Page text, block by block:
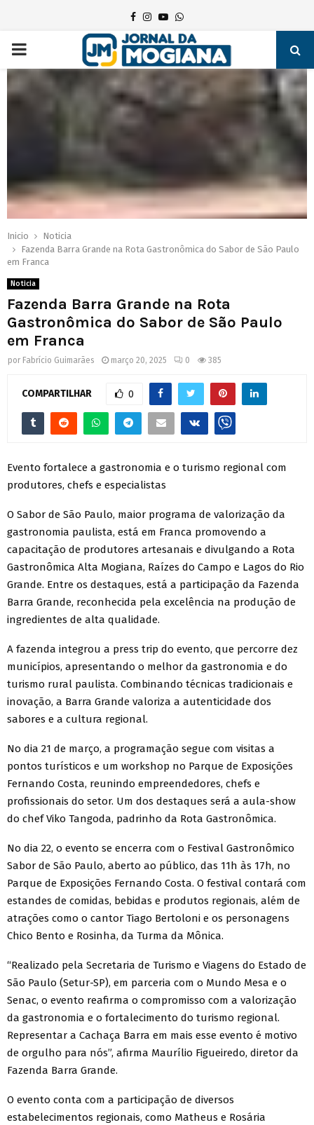
Facebook
Instagram
YoutubeWhatsapp
PRIMARY
MENU
Inicio
Noticia
Fazenda Barra Grande na Rota Gastronômica do Sabor de São Paulo
em Franca
Noticia
Fazenda Barra Grande na Rota
Gastronômica do Sabor de São Paulo
em Franca
por Fabrício Guimarães março 20, 2025 0 385
COMPARTILHAR 0
Evento fortalece a gastronomia e o turismo regional com
produtores, chefs e especialistas
O Sabor de São Paulo, maior programa de valorização da
gastronomia paulista, está em Franca promovendo a
capacitação de produtores artesanais e divulgando a Rota
Gastronômica Alta Mogiana, Raízes do Campo e Lagos do Rio
Grande. Entre os destaques, está a participação da Fazenda
Barra Grande, reconhecida pela excelência na produção de
ingredientes de alta qualidade.
A fazenda integrou a press trip do evento, que percorre dez
municípios, apresentando o melhor da gastronomia e do
turismo rural paulista. Combinando técnicas tradicionais e
inovação, a Barra Grande valoriza a autenticidade dos
sabores e a cultura regional.
No dia 21 de março, a programação segue com visitas a
pontos turísticos e um workshop no Parque de Exposições
Fernando Costa, reunindo empreendedores, chefs e
profissionais do setor. Um dos destaques será a aula-show
do chef Viko Tangoda, padrinho da Rota Gastronômica.
No dia 22, o evento se encerra com o Festival Gastronômico
Sabor de São Paulo, aberto ao público, das 11h às 17h, no
Parque de Exposições Fernando Costa. O festival contará com
estandes de comidas, bebidas e produtos regionais, além de
atrações como o cantor Tiago Bertoloni e os personagens
Chico Bento e Rosinha, da Turma da Mônica.
“Realizado pela Secretaria de Turismo e Viagens do Estado de
São Paulo (Setur-SP), em parceria com o Mundo Mesa e o
Senac, o evento reafirma o compromisso com a valorização
da gastronomia e o fortalecimento do turismo regional.
Representar a Cachaça Barra em mais esse evento é motivo
de orgulho para nós”, afirma Maurílio Figueiredo, diretor da
Fazenda Barra Grande.
O evento conta com a participação de diversos
estabelecimentos regionais, como Matheus e Rosária